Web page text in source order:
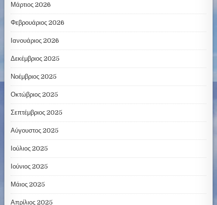
Μάρτιος 2026
Φεβρουάριος 2026
Ιανουάριος 2026
Δεκέμβριος 2025
Νοέμβριος 2025
Οκτώβριος 2025
Σεπτέμβριος 2025
Αύγουστος 2025
Ιούλιος 2025
Ιούνιος 2025
Μάιος 2025
Απρίλιος 2025